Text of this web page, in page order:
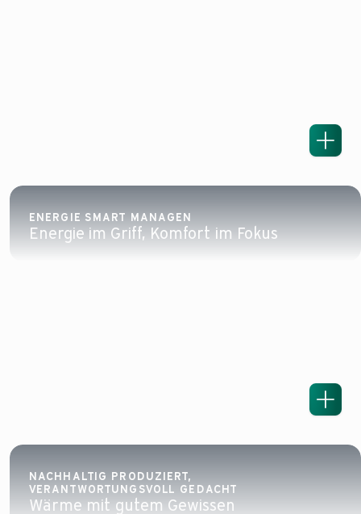
ENERGIE SMART MANAGEN
Energie im Griff, Komfort im Fokus
NACHHALTIG PRODUZIERT,
VERANTWORTUNGSVOLL GEDACHT
Wärme mit gutem Gewissen